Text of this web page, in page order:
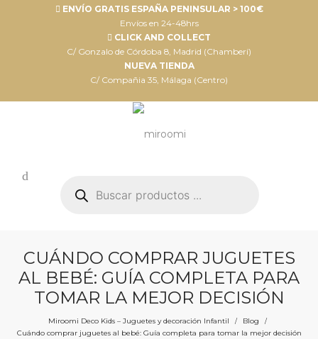
ENVÍO GRATIS ESPAÑA PENINSULAR > 100€
Envíos en 24-48hrs
CLICK AND COLLECT
C/ Gonzalo de Córdoba 8, Madrid (Chamberí)
NUEVA TIENDA
C/ Compañia 35, Málaga (Centro)
productos
CUÁNDO COMPRAR JUGUETES
AL BEBÉ: GUÍA COMPLETA PARA
TOMAR LA MEJOR DECISIÓN
Miroomi Deco Kids – Juguetes y decoración Infantil / Blog /
Cuándo comprar juguetes al bebé: Guía completa para tomar la mejor decisión